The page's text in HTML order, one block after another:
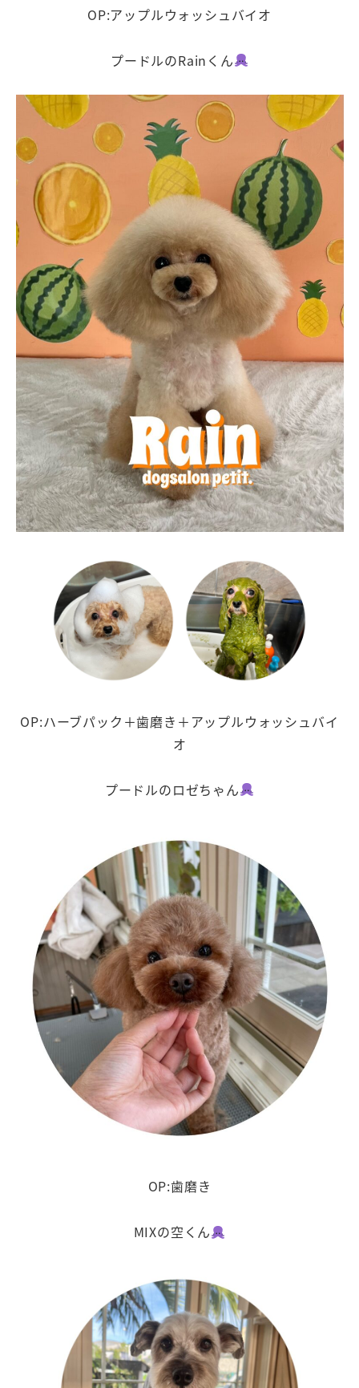
OP:アップルウォッシュバイオ
プードルのRainくん
OP:ハーブパック＋歯磨き＋アップルウォッシュバイ
オ
プードルのロゼちゃん
OP:歯磨き
MIXの空くん